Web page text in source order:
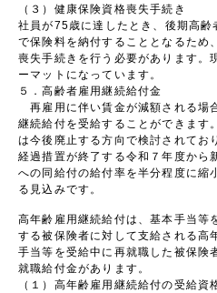
（３）健康保険資格喪失手続き
社員が75歳に達したとき、後期高齢
で保険料を納付することとなるため
喪失手続きを行う必要があります。
ーマットになっています。
５．高齢者雇用継続給付金
再雇用に伴い賃金が減額される場
継続給付を受給することができます
は今後廃止する方向で検討されてお
経過措置が終了する令和７年度から
への同給付の給付率を半分程度に縮
る見込みです。
高年齢雇用継続給付は、基本手当等
する被保険者に対して支給される高
手当等を受給中に再就職した被保険
就職給付金があります。
（１）高年齢雇用継続給付の受給資